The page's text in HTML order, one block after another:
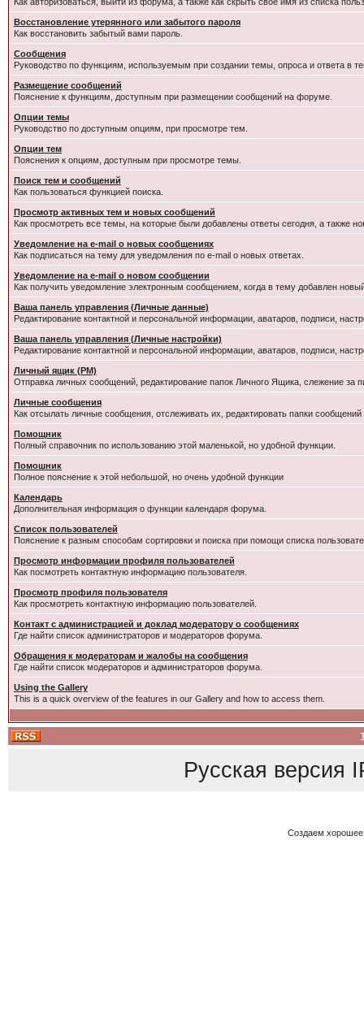
Восстановление утерянного или забытого пароля
Как восстановить забытый вами пароль.
Сообщения
Руководство по функциям, используемым при создании темы, опроса и ответа в
Размещение сообщений
Пояснение к функциям, доступным при размещении сообщений на форуме.
Опции темы
Руководство по доступным опциям, при просмотре тем.
Опции тем
Пояснения к опциям, доступным при просмотре темы.
Поиск тем и сообщений
Как пользоваться функцией поиска.
Просмотр активных тем и новых сообщений
Как просмотреть все темы, на которые были добавлены ответы сегодня, а также
Уведомление на e-mail о новых сообщениях
Как подписаться на тему для уведомления по e-mail о новых ответах.
Уведомление на е-mail о новом сообщении
Как получить уведомление электронным сообщением, когда в тему добавлен
Ваша панель управления (Личные данные)
Редактирование контактной и персональной информации, аватаров, подписи,
Ваша панель управления (Личные настройки)
Редактирование контактной и персональной информации, аватаров, подписи,
Личный ящик (PM)
Отправка личных сообщений, редактирование папок Личного Ящика, слежение за
Личные сообщения
Как отсылать личные сообщения, отслеживать их, редактировать папки
Помощник
Полный справочник по использованию этой маленькой, но удобной функции.
Помошник
Полное пояснение к этой небольшой, но очень удобной функции
Календарь
Дополнительная информация о функции календаря форума.
Список пользователей
Пояснение к разным способам сортировки и поиска при помощи списка
Просмотр информации профиля пользователей
Как посмотреть контактную информацию пользователя.
Просмотр профиля пользователя
Как просмотреть контактную информацию пользователей.
Контакт с администрацией и доклад модератору о сообщениях
Где найти список администраторов и модераторов форума.
Обращения к модераторам и жалобы на сообщения
Где найти список модераторов и администраторов форума.
Using the Gallery
This is a quick overview of the features in our Gallery and how to access them.
Русская версия
Создаем